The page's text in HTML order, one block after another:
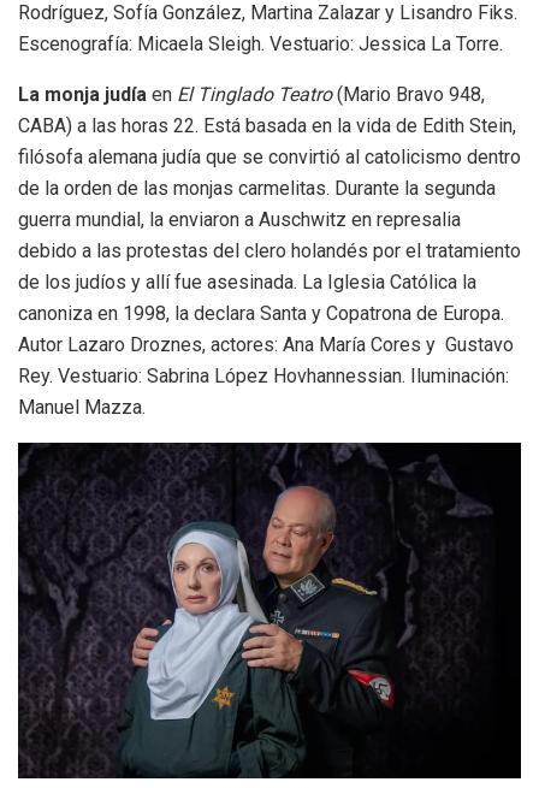
Rodríguez, Sofía González, Martina Zalazar y Lisandro Fiks.
Escenografía: Micaela Sleigh. Vestuario: Jessica La Torre.
La monja judía en El Tinglado Teatro(Mario Bravo 948,
CABA) a las horas 22. Está basada en la vida de Edith Stein,
filósofa alemana judía que se convirtió al catolicismo dentro
de la orden de las monjas carmelitas. Durante la segunda
guerra mundial, la enviaron a Auschwitz en represalia
debido a las protestas del clero holandés por el tratamiento
de los judíos y allí fue asesinada. La Iglesia Católica la
canoniza en 1998, la declara Santa y Copatrona de Europa.
Autor Lazaro Droznes, actores: Ana María Cores y Gustavo
Rey. Vestuario: Sabrina López Hovhannessian. Iluminación:
Manuel Mazza.